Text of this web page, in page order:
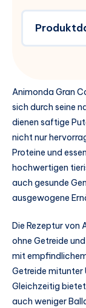
Animonda Gran
sich durch seine
dienen saftige
nicht nur
Proteine und
hochwertigen
auch gesunde
ausgewogene
Die Rezeptur von
ohne Getreide
mit
Getreide mitunter
Gleichzeitig
auch weniger